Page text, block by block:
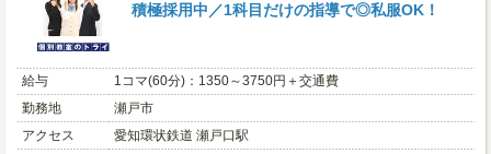
積極採用中／1科目だけの指導で◎私服OK！
給与
1コマ(60分)：1350～3750円＋交通費
勤務地
瀬戸市
アクセス
愛知環状鉄道 瀬戸口駅